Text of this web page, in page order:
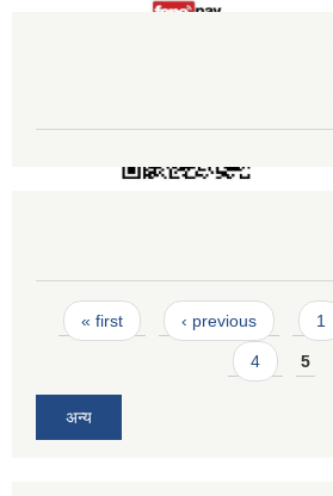
Pages
« first ‹ previous 1
4 5
अन्य